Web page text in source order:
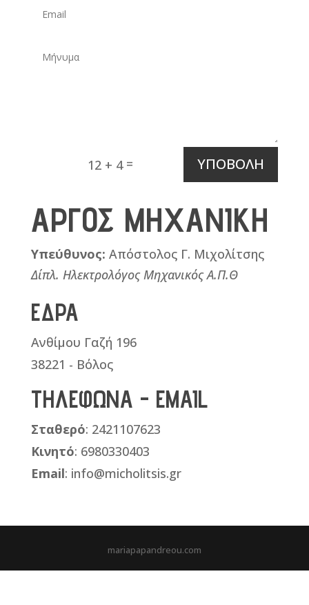
12 + 4= ΥΠΟΒΟΛΗ
ΑΡΓΟΣ ΜΗΧΑΝΙΚΗ
Υπεύθυνος: Απόστολος Γ. Μιχολίτσης
Δίπλ. Ηλεκτρολόγος Μηχανικός Α.Π.Θ
ΕΔΡΑ
Ανθίμου Γαζή 196
38221 - Βόλος
ΤΗΛΕΦΩΝΑ - EMAIL
Σταθερό: 2421107623
Κινητό: 6980330403
Email: info@micholitsis.gr
mariapapandreou.com